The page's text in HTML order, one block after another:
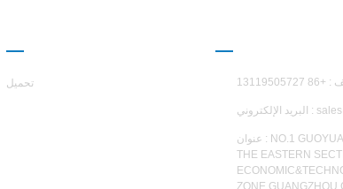
تحميل
البريد الإلكتروني :
عنوان : NO.1 GUOYUAN 4 TH RD.,THE NORTHERN PART OF
THE EASTERN